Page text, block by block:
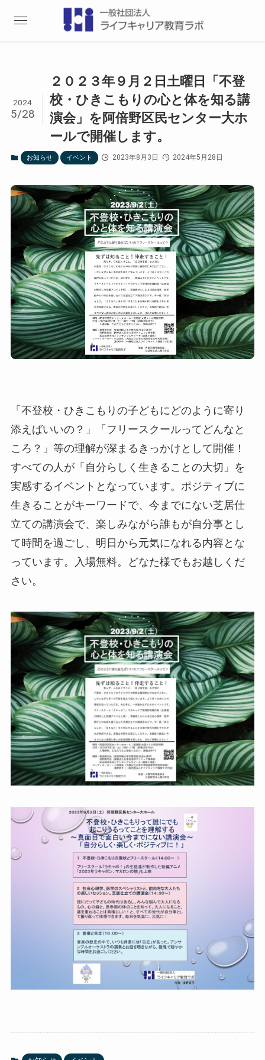
２０２３年９月２日土曜日「不登
校・ひきこもりの心と体を知る講
演会」を阿倍野区民センター大ホ
ールで開催します。
2024
5/28
お知らせ イベント 2023年8月3日 2024年5月28日
「不登校・ひきこもりの子どもにどのように寄り
添えばいいの？」「フリースクールってどんなと
ころ？」等の理解が深まるきっかけとして開催！
すべての人が「自分らしく生きることの大切」を
実感するイベントとなっています。ポジティブに
生きることがキーワードで、今までにない芝居仕
立ての講演会で、楽しみながら誰もが自分事とし
て時間を過ごし、明日から元気になれる内容とな
っています。入場無料。どなた様でもお越しくだ
さい。